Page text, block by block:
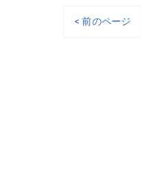
< 前のページ